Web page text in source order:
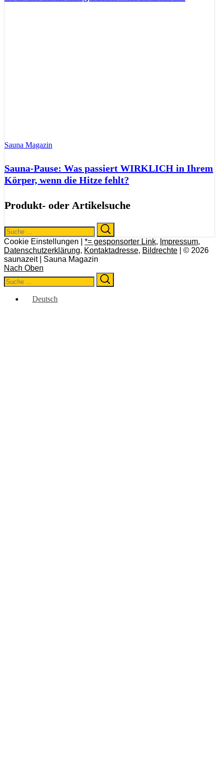
Sauna Magazin
Sauna-Pause: Was passiert WIRKLICH in Ihrem
Körper, wenn die Hitze fehlt?
Produkt- oder Artikelsuche
Search
for:
Cookie Einstellungen | *= gesponsorter Link, Impressum,
Datenschutzerklärung, Kontaktadresse, Bildrechte | © 2026
saunazeit | Sauna Magazin
Nach Oben
Search
for:
Deutsch